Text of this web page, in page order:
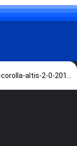
https://carro.blog.br/toyota-corolla-altis-2-0-2015-confiabilidade-no-mercado-de-usados-mas-atencao-aos-detalhes-confira-preco-e-ficha-tecnica-do-sedan.html?tipo=amp